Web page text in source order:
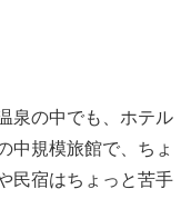
泉の中でも、ホテル
中規模旅館で、ちょ
民宿はちょっと苦手